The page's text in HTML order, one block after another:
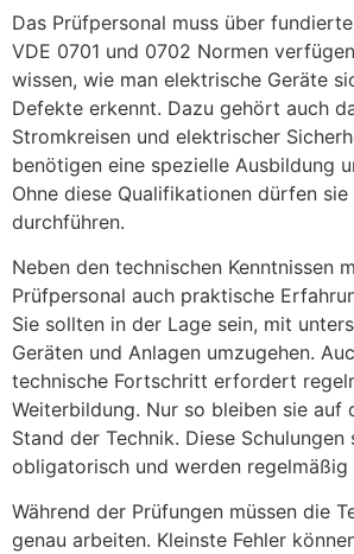
Das Prüfpersonal muss über
VDE 0701 und 0702 Normen
wissen, wie man elektrische Geräte
Defekte erkennt. Dazu gehört auch
Stromkreisen und elektrischer
benötigen eine spezielle Ausbildung
Ohne diese Qualifikationen dürfen
durchführen.
Neben den technischen Kenntnissen
Prüfpersonal auch praktische
Sie sollten in der Lage sein, mit
Geräten und Anlagen umzugehen.
technische Fortschritt erfordert
Weiterbildung. Nur so bleiben sie auf
Stand der Technik. Diese Schulungen
obligatorisch und werden regelmäßig
Während der Prüfungen müssen die
genau arbeiten. Kleinste Fehler